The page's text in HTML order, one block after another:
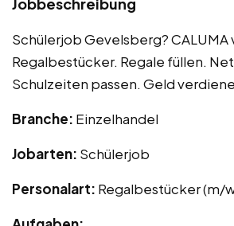
Jobbeschreibung
Schülerjob Gevelsberg?
Regalbestücker. Regale füllen.
Schulzeiten passen. Geld
Branche: Einzelhandel
Jobarten: Schülerjob
Personalart: Regalbestücker (m/